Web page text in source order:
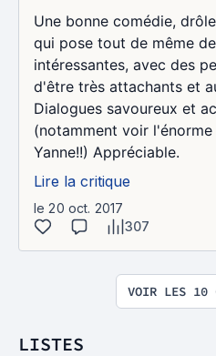
Une bonne comédie,
qui pose tout de même
intéressantes, avec des
d'être très attachants et
Dialogues savoureux et
(notamment voir
Yanne!!) Appréciable.
Lire la critique
le 20 oct. 2017
307
VOIR LES 10
LISTES